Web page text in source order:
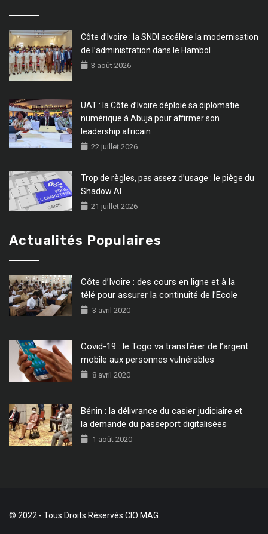
Côte d’Ivoire : la SNDI accélère la modernisation
de l’administration dans le Hambol
3 août 2026
UAT : la Côte d’Ivoire déploie sa diplomatie
numérique à Abuja pour affirmer son
leadership africain
22 juillet 2026
Trop de règles, pas assez d’usage : le piège du
Shadow AI
21 juillet 2026
Actualités Populaires
Côte d’Ivoire : des cours en ligne et à la
télé pour assurer la continuité de l’Ecole
3 avril 2020
Covid-19 : le Togo va transférer de l’argent
mobile aux personnes vulnérables
8 avril 2020
Bénin : la délivrance du casier judiciaire et
la demande du passeport digitalisées
1 août 2020
© 2022 - Tous Droits Réservés CIO MAG.